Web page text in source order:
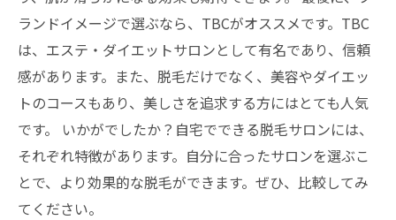
ランドイメージで選ぶなら、TBCがオススメです。TBC
は、エステ・ダイエットサロンとして有名であり、信頼
感があります。また、脱毛だけでなく、美容やダイエッ
トのコースもあり、美しさを追求する方にはとても人気
です。 いかがでしたか？自宅でできる脱毛サロンには、
それぞれ特徴があります。自分に合ったサロンを選ぶこ
とで、より効果的な脱毛ができます。ぜひ、比較してみ
てください。